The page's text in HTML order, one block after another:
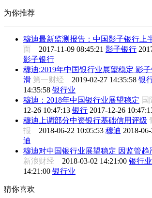
为你推荐
穆迪最新监测报告：中国影子银行上
面 2017-11-09 08:45:21 影子银行
影子银行
穆迪:2019年中国银行业展望稳定 影
滑 第一财经 2019-02-27 14:35:58 银
14:35:58 银行业
穆迪：2018年中国银行业展望稳定
12-26 10:47:13 银行 2017-12-26
穆迪上调部分中资银行基础信用评级
报 2018-06-22 10:05:53 穆迪 2018-
迪
穆迪对中国银行业展望稳定 因监管趋
新浪财经 2018-03-02 14:21:00 银行业
14:21:00 银行业
猜你喜欢